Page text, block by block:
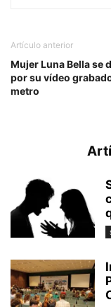
Artículo anterior
Mujer Luna Bella se
por su vídeo
metro